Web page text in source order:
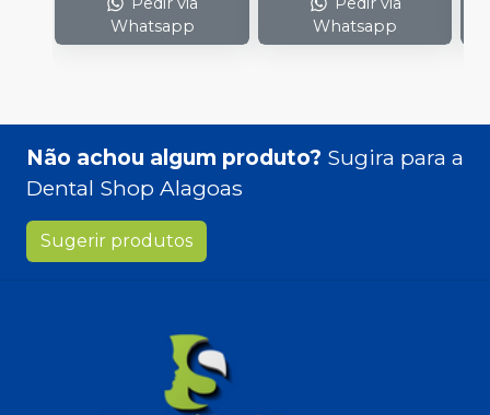
Whatsapp
Whatsapp
Não achou algum produto? Sugira para a
Dental Shop Alagoas
Sugerir produtos